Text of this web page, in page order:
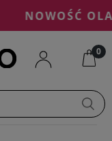
NOWOŚĆ